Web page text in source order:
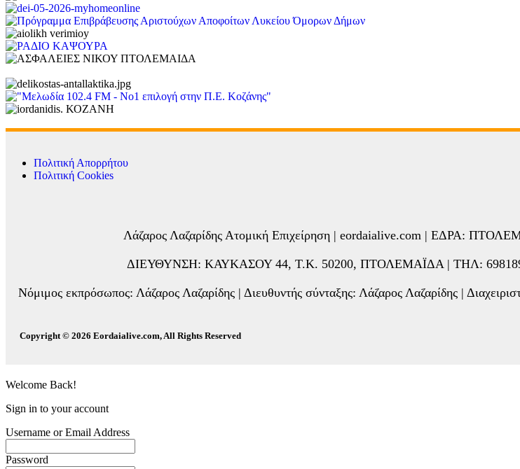
Πολιτική Απορρήτου
Πολιτική Cookies
Λάζαρος Λαζαρίδης Ατομική Επιχείρηση | eordaialive.com | ΕΔΡΑ:
ΔΙΕΥΘΥΝΣΗ: ΚΑΥΚΑΣΟΥ 44, Τ.Κ. 50200, ΠΤΟΛΕΜΑΪΔΑ | ΤΗΛ:
Νόμιμος εκπρόσωπος: Λάζαρος Λαζαρίδης | Διευθυντής σύνταξης: Λάζαρος Λαζαρίδης |
Copyright © 2026 Eordaialive.com, All Rights Reserved
Welcome Back!
Sign in to your account
Username or Email Address
Password